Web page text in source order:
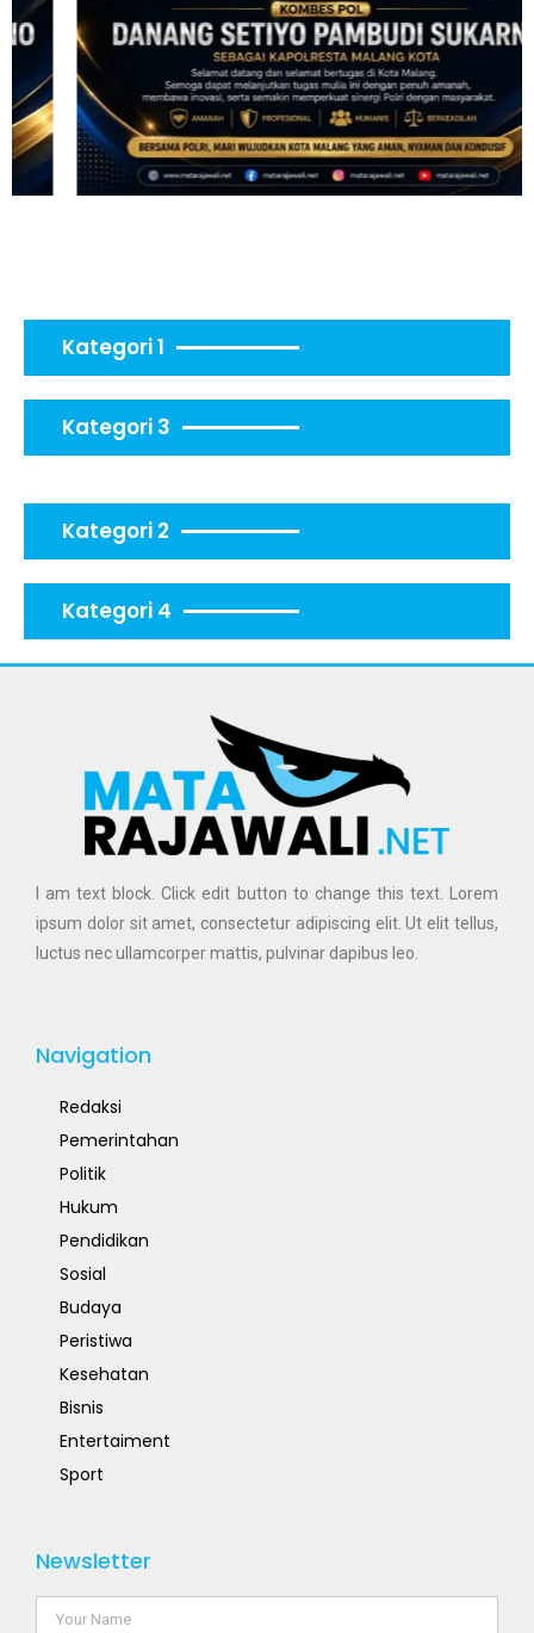
Kategori 1
Kategori 3
Kategori 2
Kategori 4
I am text block. Click edit button to change this text. Lorem
ipsum dolor sit amet, consectetur adipiscing elit. Ut elit tellus,
luctus nec ullamcorper mattis, pulvinar dapibus leo.
Navigation
Redaksi
Pemerintahan
Politik
Hukum
Pendidikan
Sosial
Budaya
Peristiwa
Kesehatan
Bisnis
Entertaiment
Sport
Newsletter